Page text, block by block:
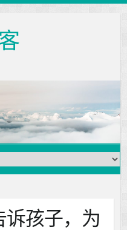
诉孩子，为